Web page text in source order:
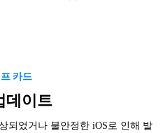
카드
데이트
되었거나 불안정한 iOS로 인해 발